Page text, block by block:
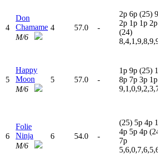
4
Don
Chamame
M/6
4 57.0 -
2p 6p (25) 9
2p 1p 1p 2p
(24)
5
Happy
Moon
M/6
5 57.0 -
1p 9p (25)
8p 7p 3p 1p
6
Folie
Ninja
M/6
6 54.0 -
(25) 5p 4p
4p 5p 4p
7p